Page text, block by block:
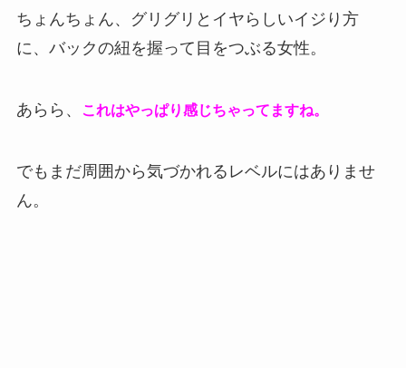
ちょんちょん、グリグリとイヤらしいイジり方
に、バックの紐を握って目をつぶる女性。
あらら、 これはやっぱり感じちゃってますね。
でもまだ周囲から気づかれるレベルにはありませ
ん。